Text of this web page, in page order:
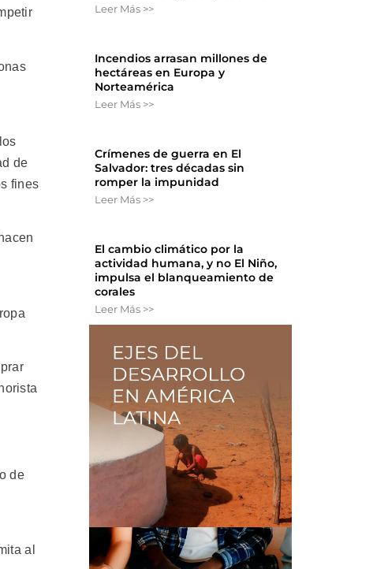
de
fines
de
al
Leer Más >>
Incendios arrasan millones de
hectáreas en Europa y
Norteamérica
Leer Más >>
Crímenes de guerra en El
Salvador: tres décadas sin
romper la impunidad
Leer Más >>
El cambio climático por la
actividad humana, y no El Niño,
impulsa el blanqueamiento de
corales
Leer Más >>